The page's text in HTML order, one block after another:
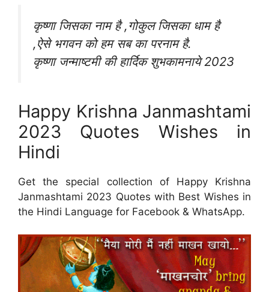
कृष्णा जिसका नाम है ,गोकुल जिसका धाम है
,ऐसे भगवन को हम सब का परनाम है.
कृष्णा जन्माष्टमी की हार्दिक शुभकामनाये 2023
Happy Krishna Janmashtami
2023 Quotes Wishes in
Hindi
Get the special collection of Happy Krishna
Janmashtami 2023 Quotes with Best Wishes in
the Hindi Language for Facebook & WhatsApp.